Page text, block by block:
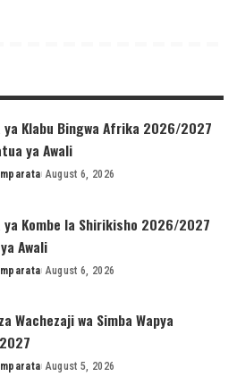
ya Klabu Bingwa Afrika 2026/2027
ya Awali
August 6, 2026
ya Kombe la Shirikisho 2026/2027
Awali
August 6, 2026
Wachezaji wa Simba Wapya
August 5, 2026